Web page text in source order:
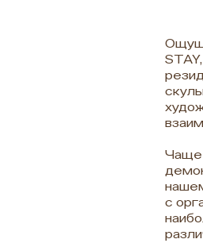
Чаще
с